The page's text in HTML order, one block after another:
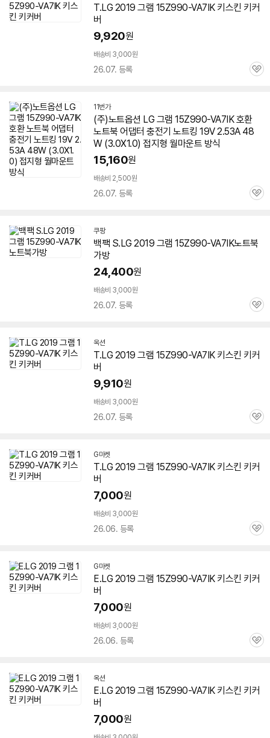
T.LG 2019 그램 15Z990-VA7IK키스킨 키커
버
9,920원
배송비 3,000원
26.07. 등록
관
11번가
(주)노트옵션 LG 그램 15Z990-VA7IK호환
노트북 어댑터 충전기 노트킹 19V 2.53A 48
W (3.0X1.0) 접지형 월마운트 방식
15,160원
배송비 2,500원
26.07. 등록
관
쿠팡
백팩 S.LG 2019 그램 15Z990-VA7IK노트북
가방
24,400원
배송비 3,000원
26.07. 등록
관
옥션
T.LG 2019 그램 15Z990-VA7IK키스킨 키커
버
9,910원
배송비 3,000원
26.07. 등록
관
G마켓
T.LG 2019 그램 15Z990-VA7IK키스킨 키커
버
7,000원
배송비 3,000원
26.06. 등록
관
G마켓
E.LG 2019 그램 15Z990-VA7IK키스킨 키커
버
7,000원
배송비 3,000원
26.06. 등록
관
옥션
E.LG 2019 그램 15Z990-VA7IK키스킨 키커
버
7,000원